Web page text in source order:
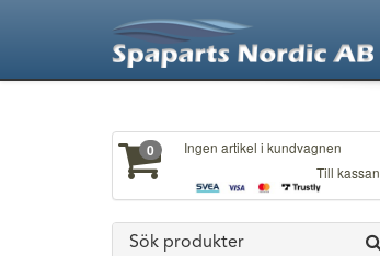
0
Ingen artikel i kundvagnen
Till kassan
Sök produkter